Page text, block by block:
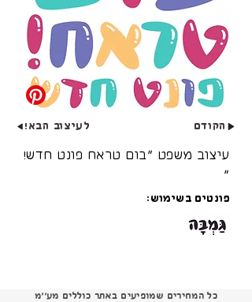
לעיצוב הבא! הקודם
עיצוב משפט ״בום טראח פונט חדש!
״
פונטים בשימוש:
כל המחירים שמופיעים באתר כוללים מע׳׳מ